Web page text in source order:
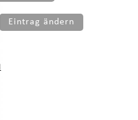
Eintrag ändern